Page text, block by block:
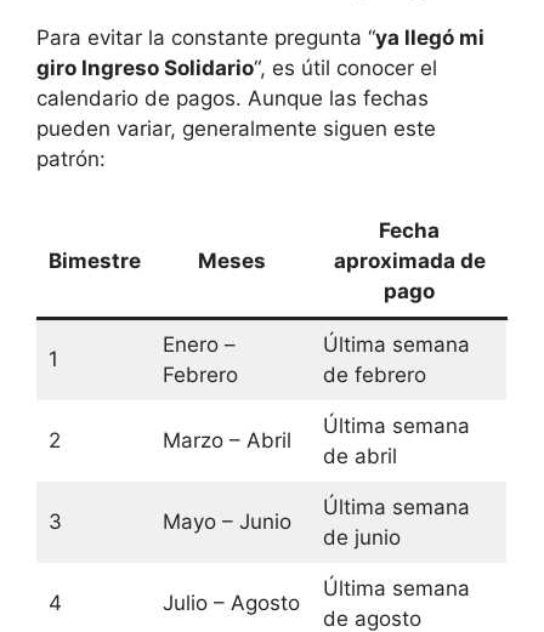
Para evitar la constante pregunta “ya llegó mi
giro Ingreso Solidario“, es útil conocer el
calendario de pagos. Aunque las fechas
pueden variar, generalmente siguen este
patrón:
Bimestre Meses
Fecha
aproximada de
pago
1
Enero –
Febrero
Última semana
de febrero
2 Marzo – Abril
Última semana
de abril
3 Mayo – Junio
Última semana
de junio
4 Julio – Agosto
Última semana
de agosto